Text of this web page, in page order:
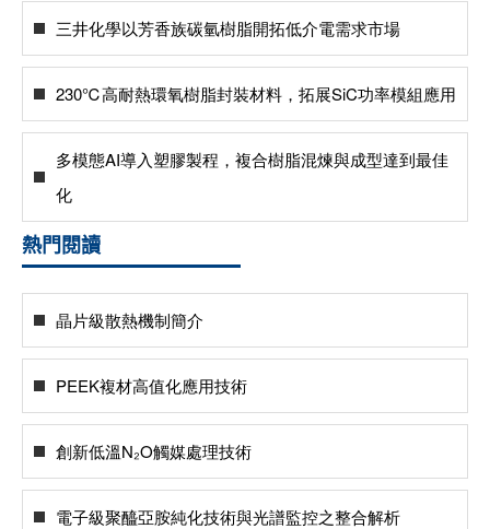
三井化學以芳香族碳氫樹脂開拓低介電需求市場
230℃高耐熱環氧樹脂封裝材料，拓展SiC功率模組應用
多模態AI導入塑膠製程，複合樹脂混煉與成型達到最佳
化
熱門閱讀
晶片級散熱機制簡介
PEEK複材高值化應用技術
創新低溫N₂O觸媒處理技術
電子級聚醯亞胺純化技術與光譜監控之整合解析